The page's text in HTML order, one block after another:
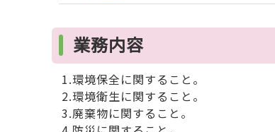
業務内容
1.環境保全に関すること。
2.環境衛生に関すること。
3.廃棄物に関すること。